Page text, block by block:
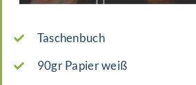
Taschenbuch
90gr Papier weiß